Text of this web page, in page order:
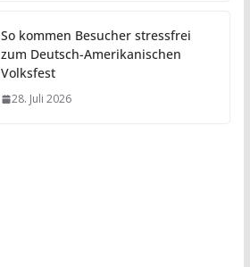
So kommen Besucher stressfrei
zum Deutsch-Amerikanischen
Volksfest
28. Juli 2026